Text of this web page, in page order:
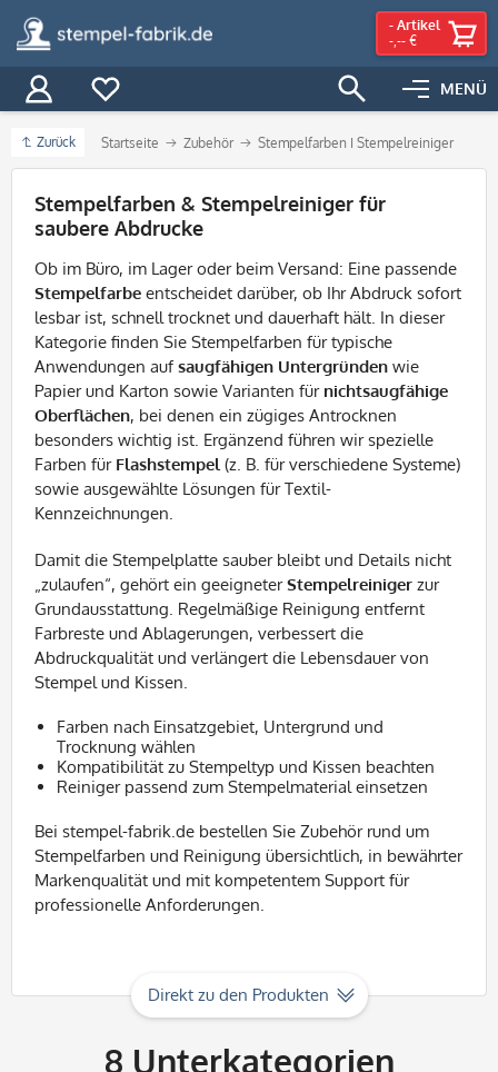
MENÜ
- Artikel
-,-- €
Zurück Startseite Zubehör Stempelfarben I Stempelreiniger
Filter
Stempelfarben & Stempelreiniger für
saubere Abdrucke
Ob im Büro, im Lager oder beim Versand: Eine passende
Stempelfarbe entscheidet darüber, ob Ihr Abdruck sofort
lesbar ist, schnell trocknet und dauerhaft hält. In dieser
Kategorie finden Sie Stempelfarben für typische
Anwendungen aufsaugfähigen Untergründen wie
Papier und Karton sowie Varianten für nichtsaugfähige
Oberflächen, bei denen ein zügiges Antrocknen
besonders wichtig ist. Ergänzend führen wir spezielle
Farben für Flashstempel(z. B. für verschiedene Systeme)
sowie ausgewählte Lösungen für Textil-
Kennzeichnungen.
Damit die Stempelplatte sauber bleibt und Details nicht
„zulaufen“, gehört ein geeigneterStempelreiniger zur
Grundausstattung. Regelmäßige Reinigung entfernt
Farbreste und Ablagerungen, verbessert die
Abdruckqualität und verlängert die Lebensdauer von
Stempel und Kissen.
Farben nach Einsatzgebiet, Untergrund und
Trocknung wählen
Kompatibilität zu Stempeltyp und Kissen beachten
Reiniger passend zum Stempelmaterial einsetzen
Bei stempel-fabrik.de bestellen Sie Zubehör rund um
Stempelfarben und Reinigung übersichtlich, in bewährter
Markenqualität und mit kompetentem Support für
professionelle Anforderungen.
Direkt zu den Produkten
8 Unterkategorien